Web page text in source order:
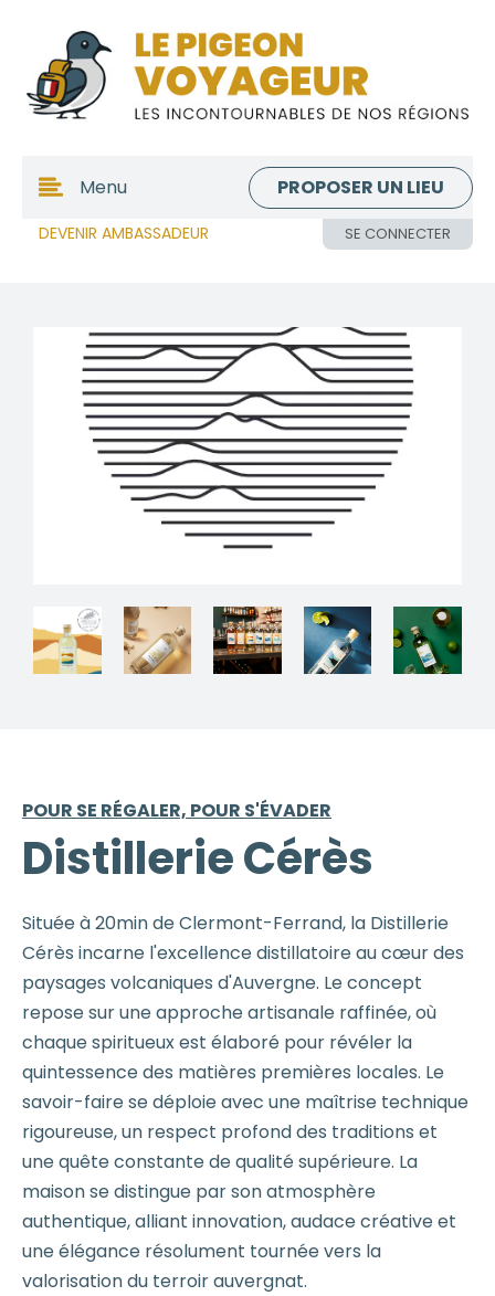
DEVENIR AMBASSADEUR SE CONNECTER
Menu PROPOSER UN LIEU
POUR SE RÉGALER, POUR S'ÉVADER
Distillerie Cérès
Située à 20min de Clermont-Ferrand, la Distillerie
Cérès incarne l'excellence distillatoire au cœur des
paysages volcaniques d'Auvergne. Le concept
repose sur une approche artisanale raffinée, où
chaque spiritueux est élaboré pour révéler la
quintessence des matières premières locales. Le
savoir-faire se déploie avec une maîtrise technique
rigoureuse, un respect profond des traditions et
une quête constante de qualité supérieure. La
maison se distingue par son atmosphère
authentique, alliant innovation, audace créative et
une élégance résolument tournée vers la
valorisation du terroir auvergnat.